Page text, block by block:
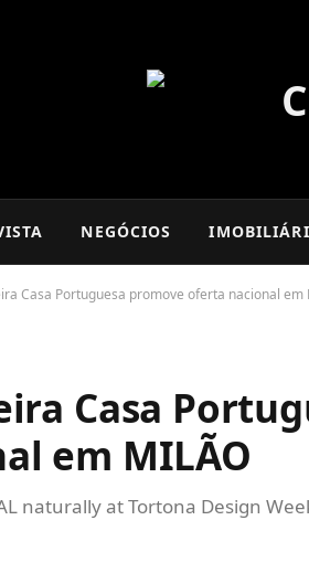
NEGÓCIOS
Casa Portuguesa promove oferta nacional em
Casa
em MILÃO
naturally at Tortona Design